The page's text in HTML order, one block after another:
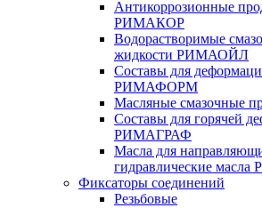
Антикоррозионные
РИМАКОР
Водорастворимые
жидкости РИМАОЙЛ
Составы для
РИМАФОРМ
Масляные смазочные
Составы для горячей
РИМАГРАФ
Масла для
гидравлические
Фиксаторы соединений
Резьбовые